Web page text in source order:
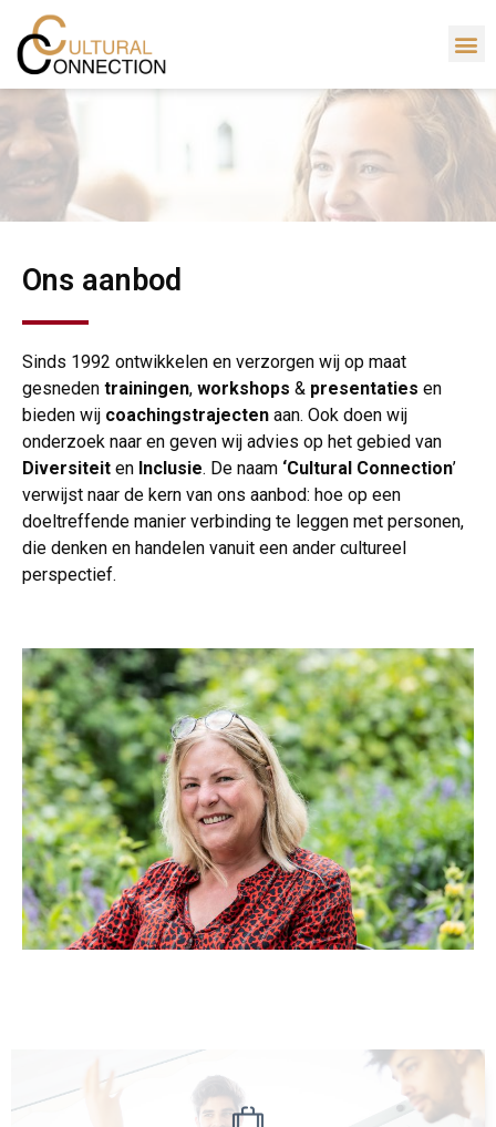
Ons aanbod
Sinds 1992 ontwikkelen en verzorgen wij op maat
gesneden trainingen, workshops & presentaties en
bieden wij coachingstrajecten aan. Ook doen wij
onderzoek naar en geven wij advies op het gebied van
Diversiteit en Inclusie. De naam ‘Cultural Connection’
verwijst naar de kern van ons aanbod: hoe op een
doeltreffende manier verbinding te leggen met personen,
die denken en handelen vanuit een ander cultureel
perspectief.